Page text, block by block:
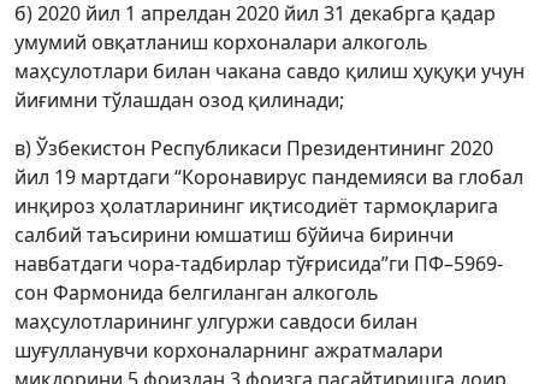
б) 2020 йил 1 апрелдан 2020 йил 31 декабрга қадар
умумий овқатланиш корхоналари алкоголь
маҳсулотлари билан чакана савдо қилиш ҳуқуқи учун
йиғимни тўлашдан озод қилинади;
в) Ўзбекистон Республикаси Президентининг 2020
йил 19 мартдаги “Коронавирус пандемияси ва глобал
инқироз ҳолатларининг иқтисодиёт тармоқларига
салбий таъсирини юмшатиш бўйича биринчи
навбатдаги чора-тадбирлар тўғрисида”ги ПФ–5969-
сон Фармонида белгиланган алкоголь
маҳсулотларининг улгуржи савдоси билан
шуғулланувчи корхоналарнинг ажратмалари